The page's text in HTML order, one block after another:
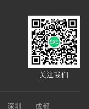
关注我们
深圳 成都